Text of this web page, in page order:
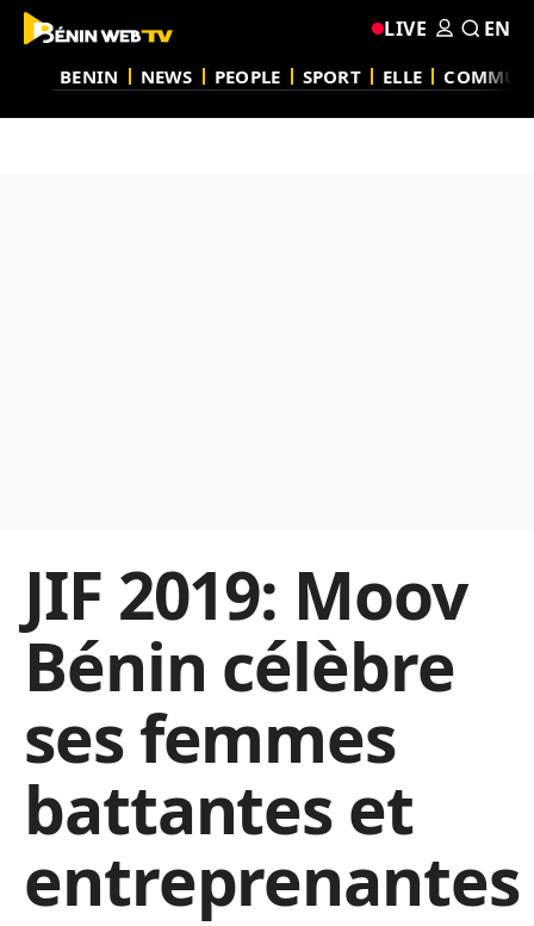
BENIN NEWS PEOPLE SPORT ELLE
LIVE EN
JIF 2019: Moov
Bénin célèbre
ses femmes
battantes et
entreprenantes